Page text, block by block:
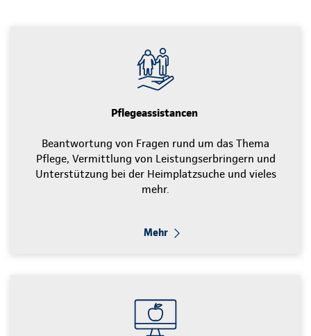
Pflegeassistancen
Beantwortung von Fragen rund um das Thema
Pflege, Vermittlung von Leistungserbringern und
Unterstützung bei der Heimplatzsuche und vieles
mehr.
Mehr